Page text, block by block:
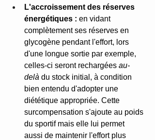
L'accroissement des réserves
énergétiques : en vidant
complètement ses réserves en
glycogène pendant l'effort, lors
d'une longue sortie par exemple,
celles-ci seront rechargées au-
delà du stock initial, à condition
bien entendu d'adopter une
diététique appropriée. Cette
surcompensation s'ajoute au poids
du sportif mais elle lui permet
aussi de maintenir l'effort plus